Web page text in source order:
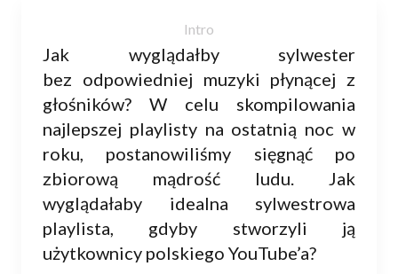
Jak wyglądałby sylwester
bez odpowiedniej muzyki płynącej z
głośników? W celu skompilowania
najlepszej playlisty na ostatnią noc w
roku, postanowiliśmy sięgnąć po
zbiorową mądrość ludu. Jak
wyglądałaby idealna sylwestrowa
playlista, gdyby stworzyli ją
użytkownicy polskiego YouTube’a?